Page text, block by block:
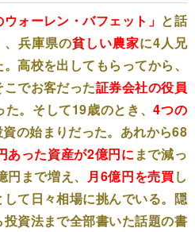
ォーレン・バフェット」 と話
兵庫県の貧しい農家に4人兄
高校を出してもらってから、
でお客だった証券会社の役員
た。そして19歳のとき、4つの
の始まりだった。あれから68
あった資産が2億円に まで減っ
まで増え、 月6億円を売買し
て日々相場に挑んでいる。隠
資法まで全部書いた話題の書